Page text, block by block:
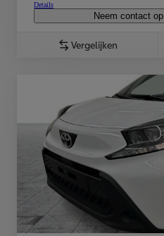
Details
Neem contact
Vergelijken